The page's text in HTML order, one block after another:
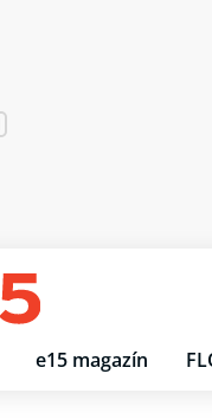
e15 magazín